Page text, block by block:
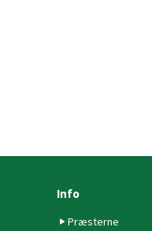
Info
Præsterne